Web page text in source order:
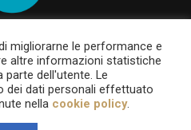
- Roma - RM | Via Roma, 133
- SA
di Roma al n. 93 del 7 giugno
2022
migliorarne le performance e
altre informazioni statistiche
dell'utente. Le
dei dati personali effettuato
nella cookie policy.